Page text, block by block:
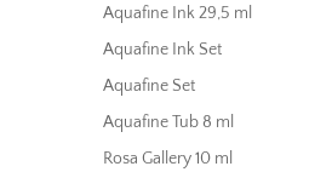
Aquafine Ink 29,5 ml
Aquafine Ink Set
Aquafine Set
Aquafine Tub 8 ml
Rosa Gallery 10 ml